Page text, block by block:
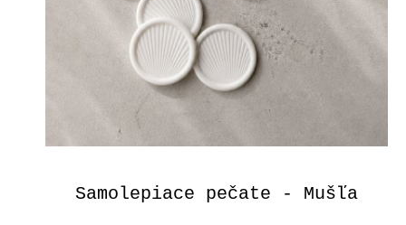
Samolepiace pečate - Mušľa